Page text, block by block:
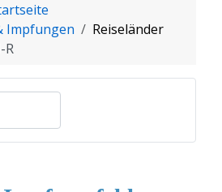
Impfungen
Reiseländer
R